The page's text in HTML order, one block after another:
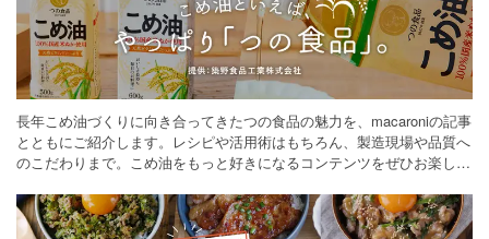
長年こめ油づくりに向き合ってきたつの食品の魅力を、macaroniの記事
とともにご紹介します。レシピや活用術はもちろん、製造現場や品質へ
のこだわりまで。こめ油をもっと好きになるコンテンツをぜひお楽しみ